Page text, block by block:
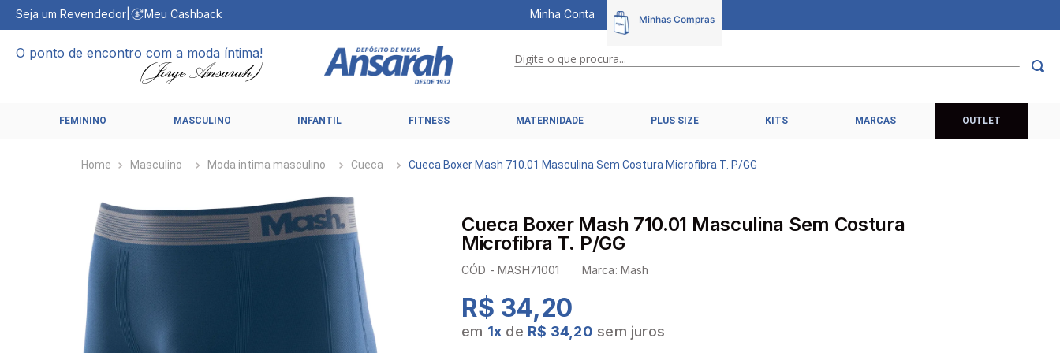
Seja um Revendedor Meu Cashback Minha Conta
O ponto de encontro com a moda íntima! Digite o que procura...
FEMININO MASCULINO INFANTIL FITNESS MATERNIDADE PLUS SIZE KITS MARCAS OUTLET
Masculino Moda intima masculino Cueca Cueca Boxer Mash 710.01 Masculina Sem Costura Microfibra T. P/GG
Cueca Boxer Mash 710.01 Masculina Sem Costura
Microfibra T. P/GG
CÓD -MASH71001 Marca: Mash
R$ 34,20
em 1x de R$ 34,20 sem juros
1 º
calcinhas
5 º
sutiã liz
6º
sutias
8º
hering intimates